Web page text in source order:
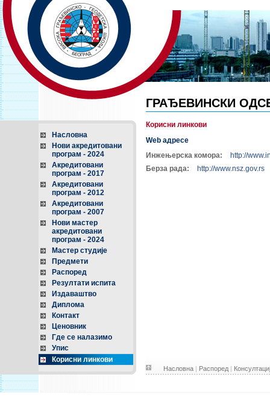
ГРАЂЕВИНСКИ
Насловна
Нови акредитовани
програм - 2024
Акредитовани
програм - 2017
Акредитовани
програм - 2012
Акредитовани
програм - 2007
Нови мастер
акредитовани
програм - 2024
Мастер студије
Предмети
Распоред
Резултати испита
Издаваштво
Диплома
Контакт
Ценовник
Где се налазимо
Упис
Корисни линкови
Корисни линкови
Web адресе
Инжењерска комора:
http://
Берза рада:
http://www.nsz.gov.rs
Насловна| Распоред|